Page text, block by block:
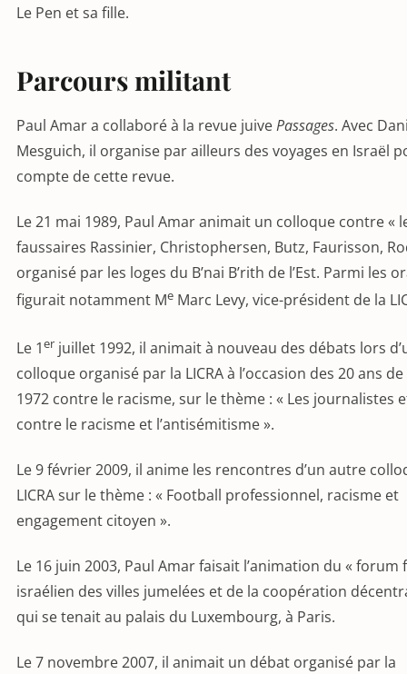
Le Pen et sa fille.
Parcours militant
Paul Amar a collaboré à la revue juivePassages. Avec
Mesguich, il organise par ailleurs des voyages en Israël
compte de cette revue.
Le 21 mai 1989, Paul Amar animait un colloque contre «
faussaires Rassinier, Christophersen, Butz, Faurisson,
organisé par les loges du B’nai B’rith de l’Est. Parmi les
figurait notamment Me Marc Levy, vice-président de la
Le 1er juillet 1992, il animait à nouveau des débats lors
colloque organisé par la LICRA à l’occasion des 20 ans
1972 contre le racisme, sur le thème : « Les journalistes
contre le racisme et l’antisémitisme ».
Le 9 février 2009, il anime les rencontres d’un autre
LICRA sur le thème : « Football professionnel, racisme et
engagement citoyen ».
Le 16 juin 2003, Paul Amar faisait l’animation du « forum
israélien des villes jumelées et de la coopération
qui se tenait au palais du Luxembourg, à Paris.
Le 7 novembre 2007, il animait un débat organisé par la